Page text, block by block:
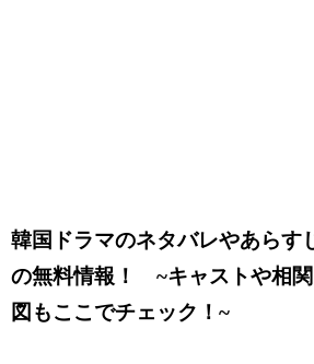
韓国ドラマのネタバレやあらす
の無料情報！ ~キャストや相関
図もここでチェック！~